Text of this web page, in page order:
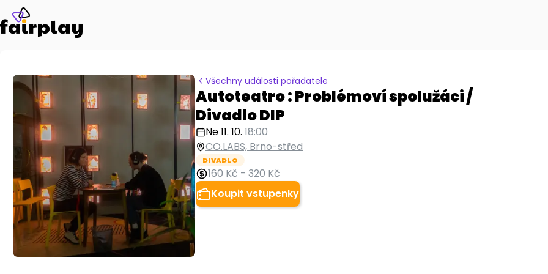
Všechny události pořadatele
Autoteatro : Problémoví spolužáci /
Divadlo DIP
Ne 11. 10. 18:00
CO.LABS, Brno-střed
DIVADLO
160 Kč - 320 Kč
Koupit vstupenky